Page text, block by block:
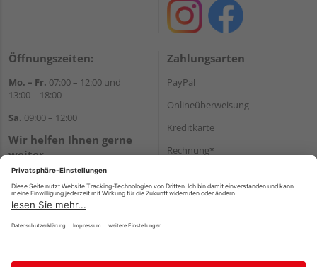
Öffnungszeiten:
Mo. – Fr. 07:00 – 12:00 und
13:00 – 18:00
Sa. 09:00 – 12:00
Wir helfen Ihnen gerne
weiter
Tel.:+49 8122 14197
E-Mail:vertrieb@holz-liebl.de
Zahlungsarten
PayPal
Onlineüberweisung
Kreditkarte
Rechnung*
Versand
Impressum AGB Widerruf Datenschutz